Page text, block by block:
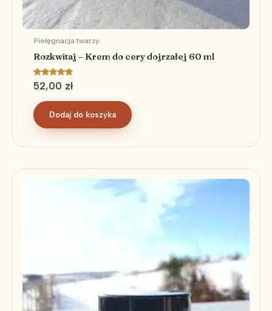
Pielęgnacja twarzy
Rozkwitaj – Krem do cery dojrzałej 60 ml
Oceniono
5.00
52,00 zł
Dodaj do koszyka